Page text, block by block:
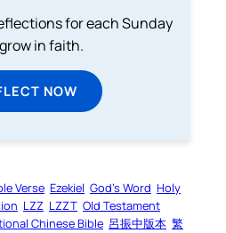
for each Sunday
in faith.
NOW
Verse Ezekiel God’s Word Holy
LZZ LZZT Old Testament
Chinese Bible 呂振中版本 繁